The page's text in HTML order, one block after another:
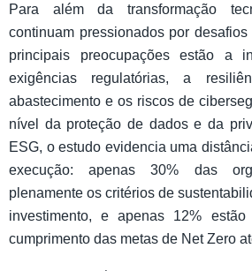
Para além da transformação
continuam pressionados por
principais preocupações estão a
exigências regulatórias, a
abastecimento e os riscos de
nível da proteção de dados e da
ESG, o estudo evidencia uma
execução: apenas 30% das
plenamente os critérios de
investimento, e apenas 12%
cumprimento das metas de Net Zero